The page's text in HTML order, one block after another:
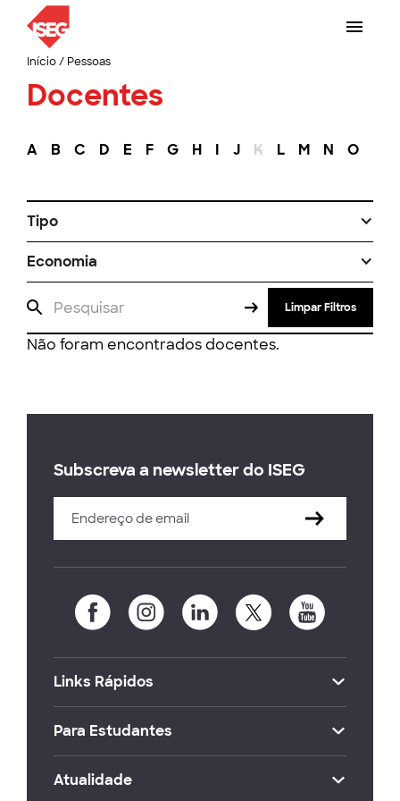
Início/ Pessoas
Docentes
A B C D E F G H I J K L M N O
Tipo
Economia
Limpar Filtros
Não foram encontrados docentes.
Subscreva a newsletter do ISEG
Links Rápidos
Para Estudantes
Atualidade